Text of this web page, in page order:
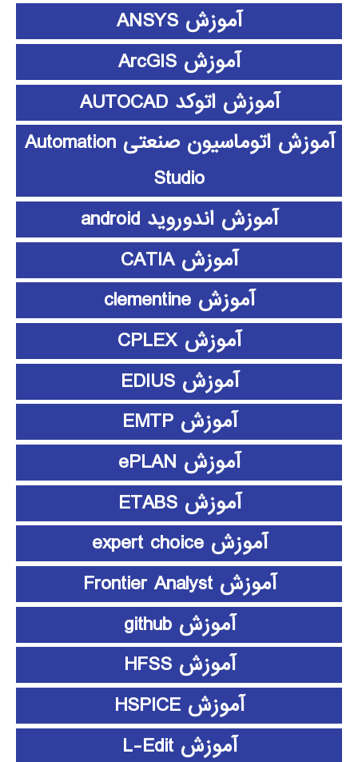
آموزش ANSYS
آموزش ArcGIS
آموزش اتوکد AUTOCAD
آموزش اتوماسیون صنعتی Automation
Studio
آموزش اندوروید android
آموزش CATIA
آموزش clementine
آموزش CPLEX
آموزش EDIUS
آموزش EMTP
آموزش ePLAN
آموزش ETABS
آموزش expert choice
آموزش Frontier Analyst
آموزش github
آموزش HFSS
آموزش HSPICE
آموزش L-Edit